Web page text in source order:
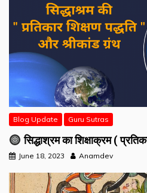
Blog Update Guru Sutras
सिद्धाश्रम का शिक्षाक्रम (
June 18, 2023 Anamdev